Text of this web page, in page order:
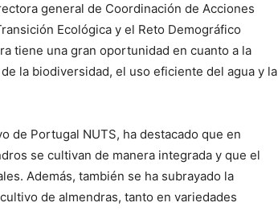
general de Coordinación de Acciones
Ecológica y el Reto Demográfico
tiene una gran oportunidad en cuanto a la
la biodiversidad, el uso eficiente del agua y la
de Portugal NUTS, ha destacado que en
se cultivan de manera integrada y que el
Además, también se ha subrayado la
de almendras, tanto en variedades